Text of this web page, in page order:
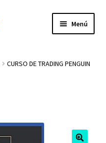
Menú
hijo
CURSO DE TRADING PENGUIN